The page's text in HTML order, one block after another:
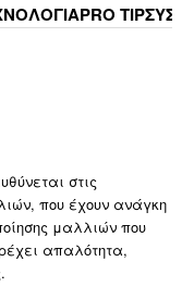
PRO TIP
στις
που έχουν ανάγκη
μαλλιών που
απαλότητα,